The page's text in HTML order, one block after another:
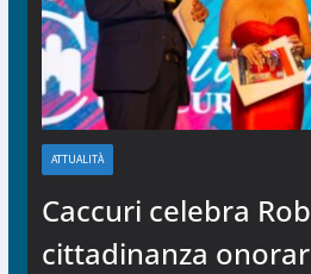
ATTUALITÀ
Caccuri celebra
cittadinanza